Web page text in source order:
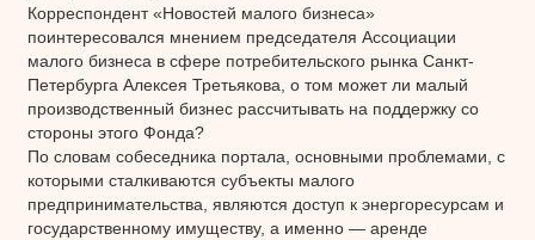
Корреспондент «Новостей малого бизнеса»
поинтересовался мнением председателя Ассоциации
малого бизнеса в сфере потребительского рынка Санкт-
Петербурга Алексея Третьякова, о том может ли малый
производственный бизнес рассчитывать на поддержку со
стороны этого Фонда?
По словам собеседника портала, основными проблемами, с
которыми сталкиваются субъекты малого
предпринимательства, являются доступ к энергоресурсам и
государственному имуществу, а именно — аренде